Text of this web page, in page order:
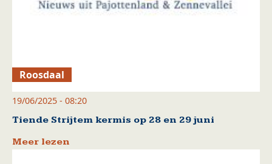
Roosdaal
19/06/2025 - 08:20
Tiende Strijtem kermis op 28 en 29 juni
Meer lezen